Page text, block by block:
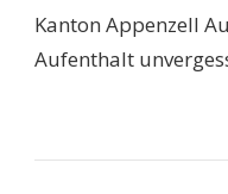
Kanton Appenzell
Aufenthalt